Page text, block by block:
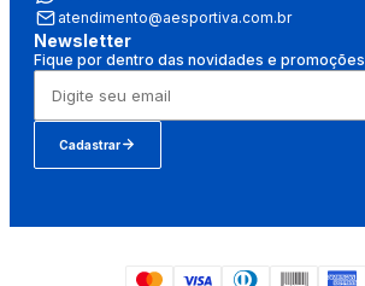
atendimento@aesportiva.com.br
Newsletter
Fique por dentro das novidades e promoções
Cadastrar